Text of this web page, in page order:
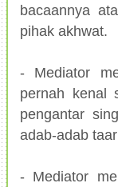
bacaannya
pihak akhwat.
- Mediator
pernah kenal
pengantar
adab-adab
- Mediator